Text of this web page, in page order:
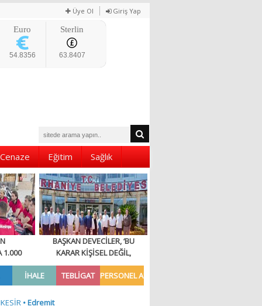
Üye Ol Giriş Yap
Euro
54.8356
Sterlin
63.8407
Cenaze Eğitim Sağlık
1.000
BAŞKAN DEVECİLER, ‘BU
KARAR KİŞİSEL DEĞİL,
İLKESEL BİR DURUŞTUR’